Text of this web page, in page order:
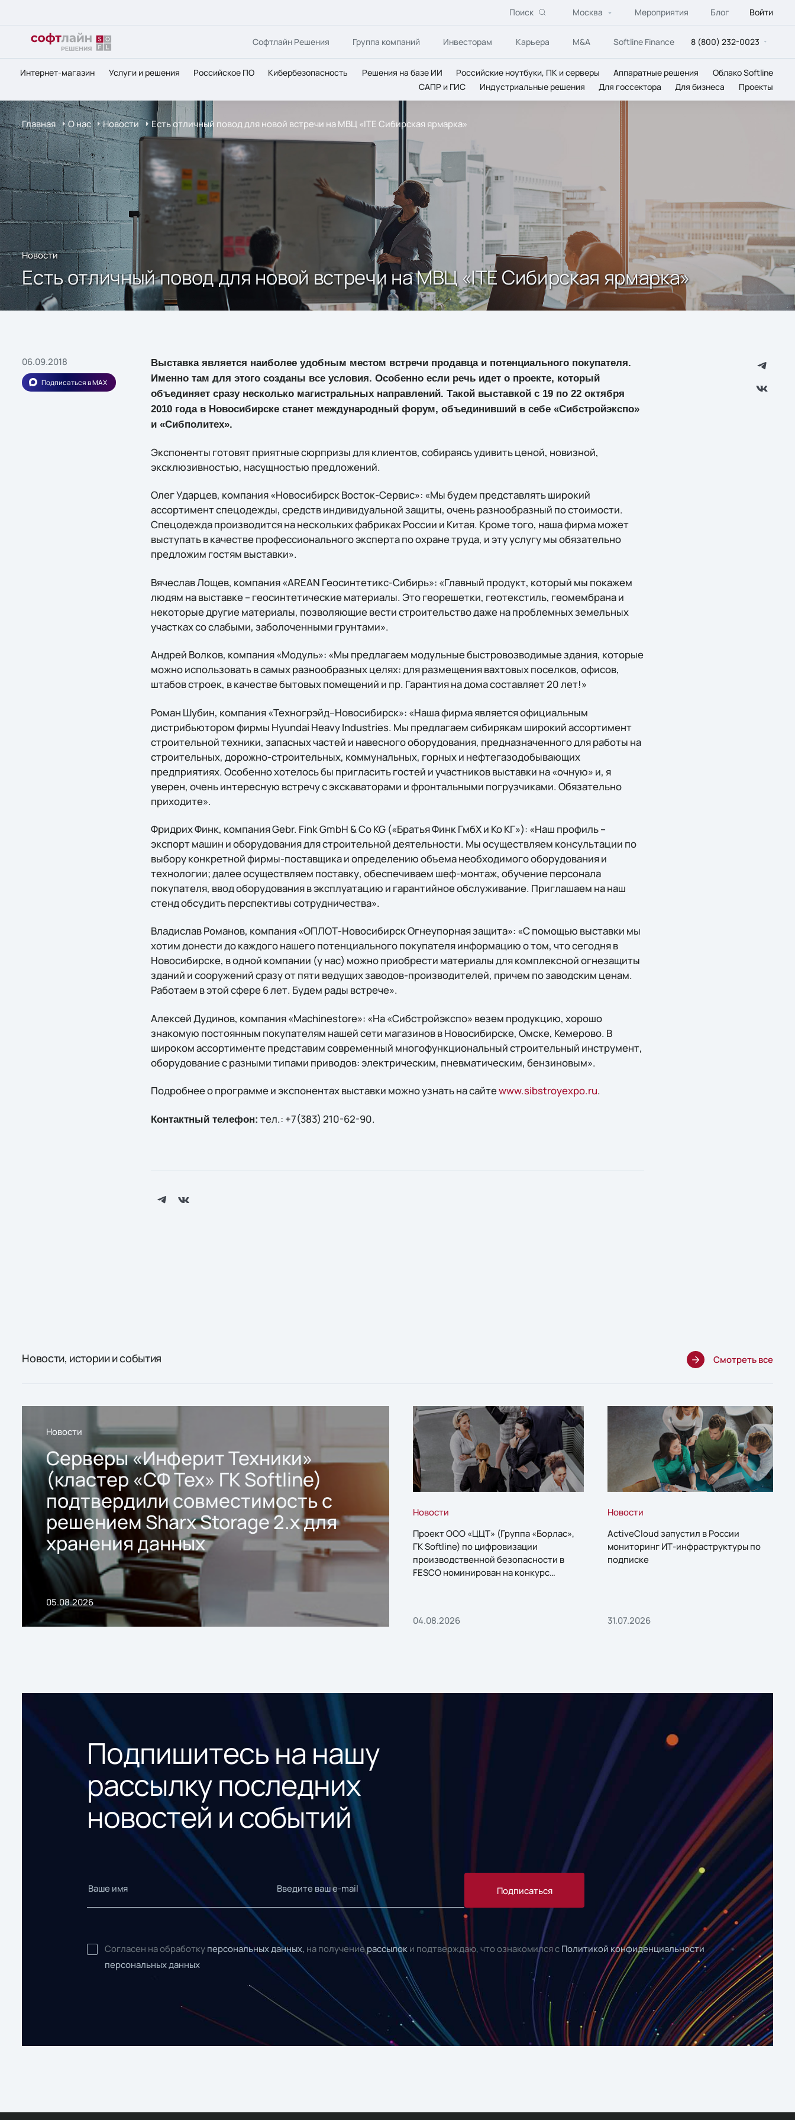
Поиск Москва Мероприятия Блог Войти
Софтлайн Решения Группа компаний Инвесторам Карьера M&A Softline Finance 8 (800) 232-0023
Интернет-магазин Услуги и решения Российское ПО Кибербезопасность Решения на базе ИИ Российские ноутбуки, ПК и серверы Аппаратные решения
Облако Softline
САПР и ГИС
Индустриальные решения Для госсектора Для бизнеса Проекты
Главная О нас Новости Есть отличный повод для новой встречи на МВЦ «ITE Сибирская ярмарка»
Новости
Есть отличный повод для новой встречи на МВЦ «ITE Сибирская ярмарка»
06.09.2018
Подписаться в MAX
Выставка является наиболее удобным местом встречи продавца и потенциального покупателя.
Именно там для этого созданы все условия. Особенно если речь идет о проекте, который
объединяет сразу несколько магистральных направлений. Такой выставкой с 19 по 22 октября
2010 года в Новосибирске станет международный форум, объединивший в себе «Сибстройэкспо»
и «Сибполитех».
Экспоненты готовят приятные сюрпризы для клиентов, собираясь удивить ценой, новизной,
эксклюзивностью, насущностью предложений.
Олег Ударцев, компания «Новосибирск Восток-Сервис»: «Мы будем представлять широкий
ассортимент спецодежды, средств индивидуальной защиты, очень разнообразный по стоимости.
Спецодежда производится на нескольких фабриках России и Китая. Кроме того, наша фирма может
выступать в качестве профессионального эксперта по охране труда, и эту услугу мы обязательно
предложим гостям выставки».
Вячеслав Лощев, компания «AREAN Геосинтетикс-Сибирь»: «Главный продукт, который мы покажем
людям на выставке – геосинтетические материалы. Это георешетки, геотекстиль, геомембрана и
некоторые другие материалы, позволяющие вести строительство даже на проблемных земельных
участках со слабыми, заболоченными грунтами».
Андрей Волков, компания «Модуль»: «Мы предлагаем модульные быстровозводимые здания, которые
можно использовать в самых разнообразных целях: для размещения вахтовых поселков, офисов,
штабов строек, в качестве бытовых помещений и пр. Гарантия на дома составляет 20 лет!»
Роман Шубин, компания «Техногрэйд–Новосибирск»: «Наша фирма является официальным
дистрибьютором фирмы Hyundai Heavy Industries. Мы предлагаем сибирякам широкий ассортимент
строительной техники, запасных частей и навесного оборудования, предназначенного для работы на
строительных, дорожно-строительных, коммунальных, горных и нефтегазодобывающих
предприятиях. Особенно хотелось бы пригласить гостей и участников выставки на «очную» и, я
уверен, очень интересную встречу с экскаваторами и фронтальными погрузчиками. Обязательно
приходите».
Фридрих Финк, компания Gebr. Fink GmbH & Co KG («Братья Финк ГмбХ и Ко КГ»): «Наш профиль –
экспорт машин и оборудования для строительной деятельности. Мы осуществляем консультации по
выбору конкретной фирмы-поставщика и определению объема необходимого оборудования и
технологии; далее осуществляем поставку, обеспечиваем шеф-монтаж, обучение персонала
покупателя, ввод оборудования в эксплуатацию и гарантийное обслуживание. Приглашаем на наш
стенд обсудить перспективы сотрудничества».
Владислав Романов, компания «ОПЛОТ-Новосибирск Огнеупорная защита»: «С помощью выставки мы
хотим донести до каждого нашего потенциального покупателя информацию о том, что сегодня в
Новосибирске, в одной компании (у нас) можно приобрести материалы для комплексной огнезащиты
зданий и сооружений сразу от пяти ведущих заводов-производителей, причем по заводским ценам.
Работаем в этой сфере 6 лет. Будем рады встрече».
Алексей Дудинов, компания «Machinestore»: «На «Сибстройэкспо» везем продукцию, хорошо
знакомую постоянным покупателям нашей сети магазинов в Новосибирске, Омске, Кемерово. В
широком ассортименте представим современный многофункциональный строительный инструмент,
оборудование с разными типами приводов: электрическим, пневматическим, бензиновым».
Подробнее о программе и экспонентах выставки можно узнать на сайтеwww.sibstroyexpo.ru.
Контактный телефон: тел.: +7(383) 210-62-90.
Новости, истории и события Смотреть все
Новости
Серверы «Инферит Техники»
(кластер «СФ Тех» ГК Softline)
подтвердили совместимость с
решением Sharx Storage 2.x для
хранения данных
05.08.2026
Новости
Проект ООО «ЦЦТ» (Группа «Борлас»,
ГК Softline) по цифровизации
производственной безопасности в
FESCO номинирован на конкурс
04.08.2026
Новости
ActiveCloud запустил в России
мониторинг ИТ-инфраструктуры по
подписке
31.07.2026
Подпишитесь на нашу
рассылку последних
новостей и событий
Подписаться
Согласен на обработку персональных данных, на получениерассылок и подтверждаю, что ознакомился с Политикой конфиденциальности
персональных данных